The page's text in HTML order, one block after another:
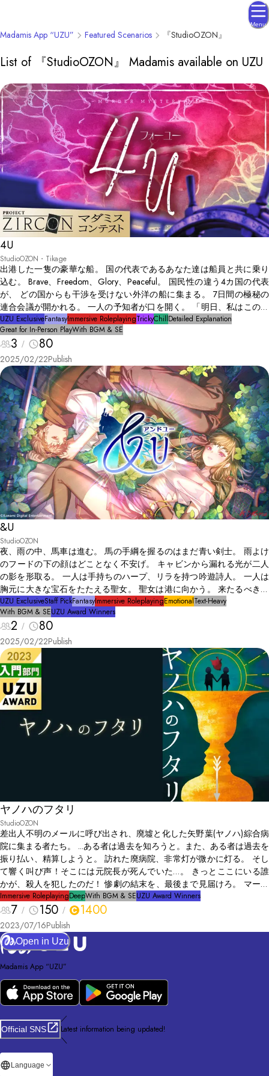
Menu
Madamis App “UZU” Featured Scenarios 『StudioOZON』
List of 『StudioOZON』 Madamis available on UZU
4U
StudioOZON・Tikage
出港した一隻の豪華な船。 国の代表であるあなた達は船員と共に乗り
込む。 Brave、Freedom、Glory、Peaceful。 国民性の違う4カ国の代表
が、 どの国からも干渉を受けない外洋の船に集まる。 7日間の極秘の
連合会議が開かれる。 一人の予知者が口を開く。 「明日、私はこの中
の3名に殺されるようです」 「どこで、誰が、どうやって、私を殺害し
たか推察してください」 果たして揺れる波は、あなた達をどのような
航路に導くのだろうか。
UZU ExclusiveFantasyImmersive RoleplayingTrickyChillDetailed Explanation
Great for In-Person PlayWith BGM & SE
3 80
2025/02/22Publish
&U
StudioOZON
夜、雨の中、馬車は進む。 馬の手綱を握るのはまだ青い剣士。 雨よけ
のフードの下の顔はどことなく不安げ。 キャビンから漏れる光が二人
の影を形取る。 一人は手持ちのハープ、リラを持つ吟遊詩人。 一人は
胸元に大きな宝石をたたえる聖女。 聖女は港に向かう。 来たるべき決
戦のために。 明日聖女は死する決戦を迎える。 剣士と吟遊詩人は港ま
での護衛。 ほんの些細な一幕に過ぎない、 しかし剣士と吟遊詩人にと
っては 大きな決断と離別の物語。 旅路の先に待つ終わりが、 誰にも知
られることなく、 静かに始まろうとしていた。 馬車の影は夜に溶けて
いく。 雨はただ静かに大地を叩く。 三人の行く末を歌う遠い旋律。
UZU ExclusiveStaff PickFantasyImmersive RoleplayingEmotionalText-Heavy
With BGM & SEUZU Award Winners
2 80
2025/02/22Publish
ヤノハのフタリ
StudioOZON
差出人不明のメールに呼び出され、廃墟と化した矢野葉(ヤノハ)綜合病
院に集まる者たち。 ...ある者は過去を知ろうと。また、ある者は過去を
振り払い、精算しようと。 訪れた廃病院、非常灯が微かに灯る。 そし
て響く叫び声！そこには元院長が死んでいた…。 きっとここにいる誰
かが、殺人を犯したのだ！ 惨劇の結末を、最後まで見届けろ。 マーダ
ーミステリー「ヤノハのフタリ」
Immersive RoleplayingDeepWith BGM & SEUZU Award Winners
7 150 1400
2023/07/16Publish
Open in Uzu
Madamis App “UZU”
Official SNS
／
Latest information being updated!
＼
Language